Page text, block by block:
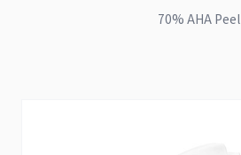
70% AHA Peel